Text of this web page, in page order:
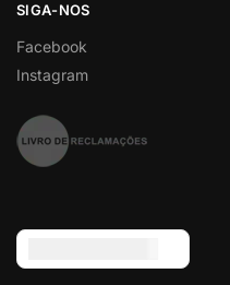
SIGA-NOS
Facebook
Instagram